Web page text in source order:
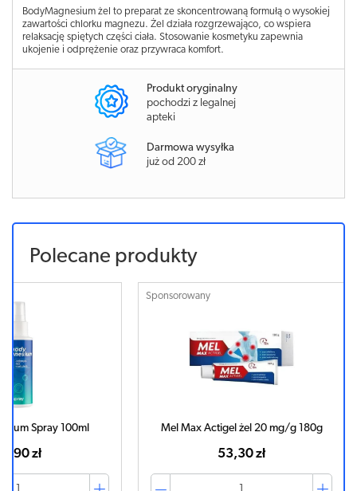
BodyMagnesium żel to preparat ze skoncentrowaną formułą o wysokiej
zawartości chlorku magnezu. Żel działa rozgrzewająco, co wspiera
relaksację spiętych części ciała. Stosowanie kosmetyku zapewnia
ukojenie i odprężenie oraz przywraca komfort.
Produkt oryginalny
pochodzi z legalnej
apteki
Darmowa wysyłka
już od 200 zł
Polecane produkty
Mel Max Actigel żel 20 mg/g 180g Mel Max